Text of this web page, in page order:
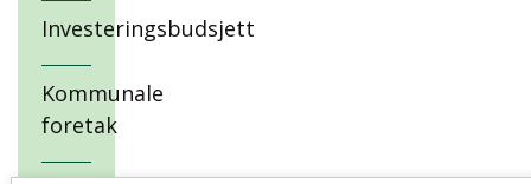
Investeringsbudsjett
Kommunale
foretak